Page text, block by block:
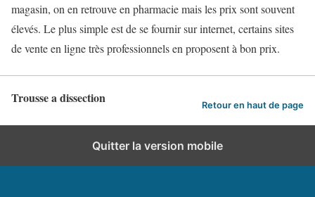
magasin, on en retrouve en pharmacie mais les prix sont souvent
élevés. Le plus simple est de se fournir sur internet, certains sites
de vente en ligne très professionnels en proposent à bon prix.
Trousse a dissection Retour en haut de page
Quitter la version mobile